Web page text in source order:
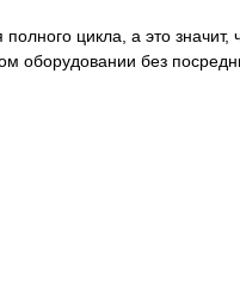
цикла, а это значит,
оборудовании без